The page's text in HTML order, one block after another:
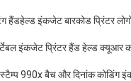
हैंडहेल्ड इंकजेट बारकोड प्रिंटर
इंकजेट प्रिंटर हैंड हेल्ड क्यूआर
990x बैच और दिनांक कोडिंग